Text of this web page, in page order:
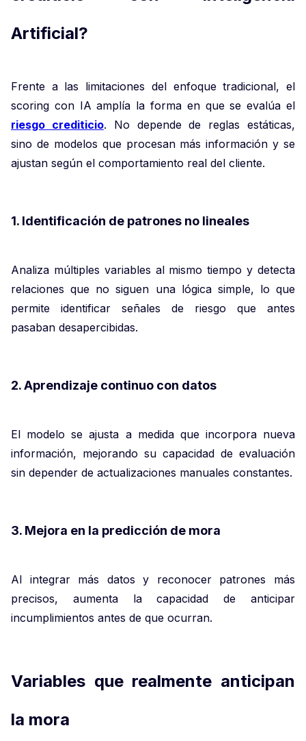
Artificial?
Frente a las limitaciones del enfoque tradicional, el
scoring con IA amplía la forma en que se evalúa el
riesgo crediticio. No depende de reglas estáticas,
sino de modelos que procesan más información y se
ajustan según el comportamiento real del cliente.
1. Identificación de patrones no lineales
Analiza múltiples variables al mismo tiempo y detecta
relaciones que no siguen una lógica simple, lo que
permite identificar señales de riesgo que antes
pasaban desapercibidas.
2. Aprendizaje continuo con datos
El modelo se ajusta a medida que incorpora nueva
información, mejorando su capacidad de evaluación
sin depender de actualizaciones manuales constantes.
3. Mejora en la predicción de mora
Al integrar más datos y reconocer patrones más
precisos, aumenta la capacidad de anticipar
incumplimientos antes de que ocurran.
Variables que realmente anticipan
la mora